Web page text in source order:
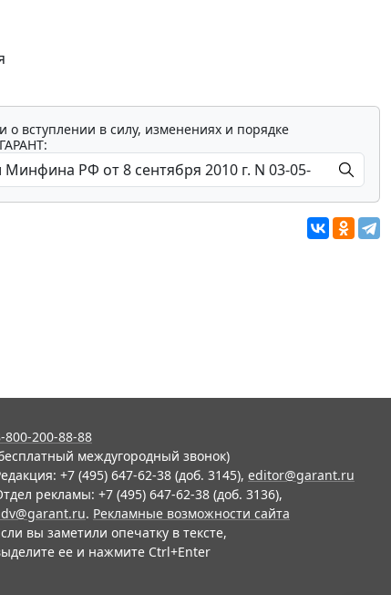
вступлении в силу, изменениях и порядке
800-200-88-88
междугородный звонок)
+7 (495) 647-62-38 (доб. 3145), editor@garant.ru
рекламы: +7 (495) 647-62-38 (доб. 3136),
. Рекламные возможности сайта
вы заметили опечатку в тексте,
ее и нажмите Ctrl+Enter